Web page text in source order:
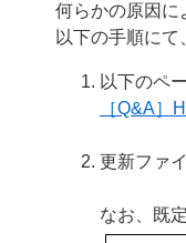
何らかの原因に
以下の手順に
以下のペ
［Q&A］
更新ファ
なお、既